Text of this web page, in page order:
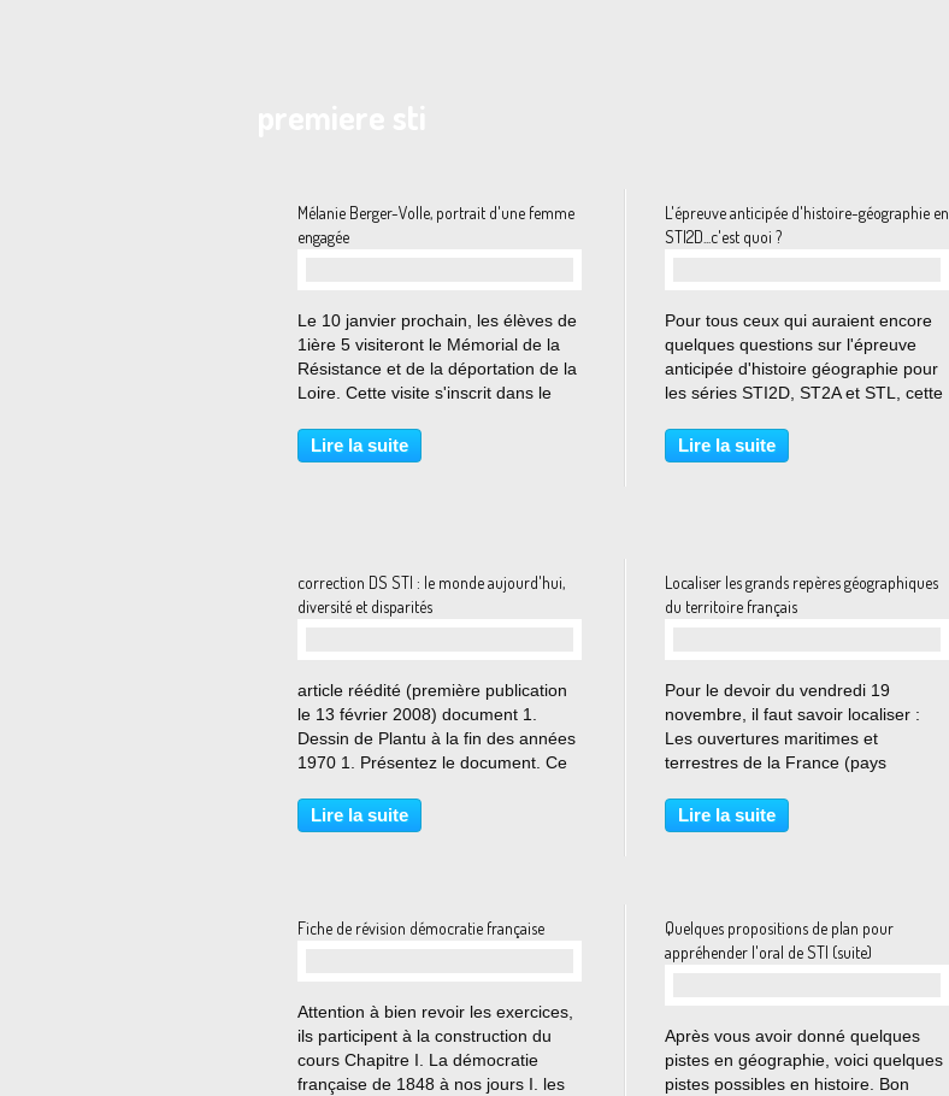
Mélanie Berger-Volle, portrait d'une femme
engagée
Le 10 janvier prochain, les élèves de
1ière 5 visiteront le Mémorial de la
Résistance et de la déportation de la
Loire. Cette visite s'inscrit dans le
mourir pendant la seconde
mondiale". A cette occasion, ils
Lire la suite
L'épreuve anticipée d'histoire-géographie en
STI2D...c'est quoi ?
Pour tous ceux qui auraient encore
quelques questions sur l'épreuve
anticipée d'histoire géographie pour
les séries STI2D, ST2A et STL, cette
modalités. Présentation de l'épreuve
anticipée d'histoire-géographie pour
Lire la suite
correction DS STI : le monde aujourd'hui,
diversité et disparités
article réédité (première publication
le 13 février 2008) document 1.
Dessin de Plantu à la fin des années
1970 1. Présentez le document. Ce
par Plantu, dessinateur français, en
1970. Il nous montre les disparités
Lire la suite
Localiser les grands repères géographiques
du territoire français
Pour le devoir du vendredi 19
novembre, il faut savoir localiser :
Les ouvertures maritimes et
terrestres de la France (pays
océans) Les principaux massifs de
relief (Bassin parisien, bassin
Lire la suite
Fiche de révision démocratie française
Attention à bien revoir les exercices,
ils participent à la construction du
cours Chapitre I. La démocratie
française de 1848 à nos jours I. les
Quelques propositions de plan pour
appréhender l'oral de STI (suite)
Après vous avoir donné quelques
pistes en géographie, voici quelques
pistes possibles en histoire. Bon